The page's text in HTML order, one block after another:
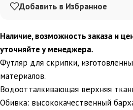
Добавить в Избранное
Наличие, возможность заказа и
уточняйте у менеджера.
Футляр для скрипки,
материалов.
Водоотталкивающая верхняя
Обивка: высококачественный